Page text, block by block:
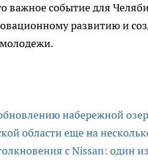
важное событие для
развитию и
набережной
области еще на
с Nissan: один